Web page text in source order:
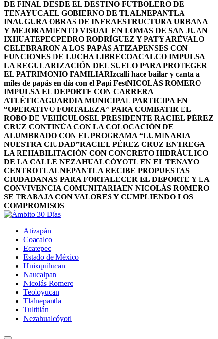
DE FINAL DESDE EL DESTINO FUTBOLERO DE
TENAYUCAEL GOBIERNO DE TLALNEPANTLA
INAUGURA OBRAS DE INFRAESTRUCTURA URBANA
Y MEJORAMIENTO VISUAL EN LOMAS DE SAN JUAN
IXHUATEPECPEDRO RODRÍGUEZ Y PATY ARÉVALO
CELEBRARON A LOS PAPÁS ATIZAPENSES CON
FUNCIONES DE LUCHA LIBRECOACALCO IMPULSA
LA REGULARIZACIÓN DEL SUELO PARA PROTEGER
EL PATRIMONIO FAMILIARIzcalli hace bailar y canta a
miles de papás en día con el Papi FestNICOLÁS ROMERO
IMPULSA EL DEPORTE CON CARRERA
ATLÉTICAGUARDIA MUNICIPAL PARTICIPA EN
“OPERATIVO FORTALEZA” PARA COMBATIR EL
ROBO DE VEHÍCULOSEL PRESIDENTE RACIEL PÉREZ
CRUZ CONTINÚA CON LA COLOCACIÓN DE
ALUMBRADO CON EL PROGRAMA “LUMINARIA
NUESTRA CIUDAD”RACIEL PÉREZ CRUZ ENTREGA
LA REHABILITACIÓN CON CONCRETO HIDRÁULICO
DE LA CALLE NEZAHUALCÓYOTL EN EL TENAYO
CENTROTLALNEPANTLA RECIBE PROPUESTAS
CIUDADANAS PARA FORTALECER EL DEPORTE Y LA
CONVIVENCIA COMUNITARIAEN NICOLÁS ROMERO
SE TRABAJA CON VALORES Y CUMPLIENDO LOS
COMPROMISOS
Atizapán
Coacalco
Ecatepec
Estado de México
Huixquilucan
Naucalpan
Nicolás Romero
Teoloyucan
Tlalnepantla
Tultitlán
Nezahualcóyotl